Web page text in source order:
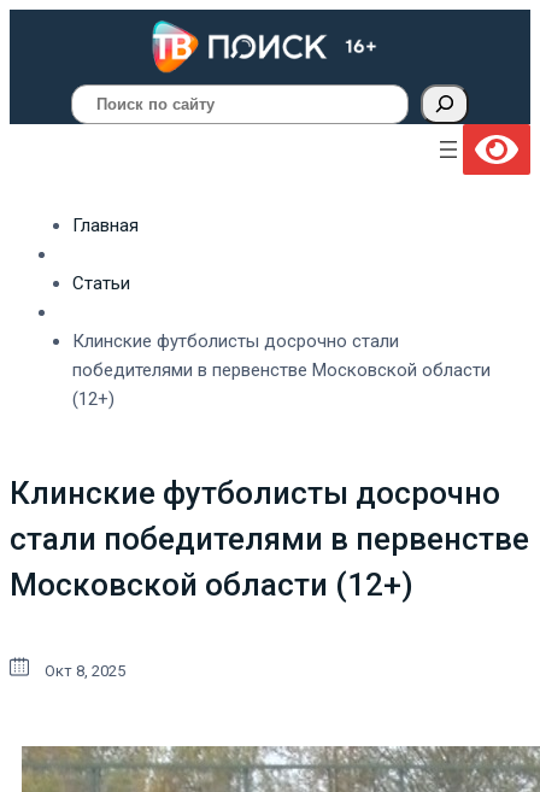
Поиск
Главная
Статьи
Клинские футболисты досрочно стали
победителями в первенстве Московской области
(12+)
Клинские футболисты досрочно
стали победителями в первенстве
Московской области (12+)
Окт 8, 2025